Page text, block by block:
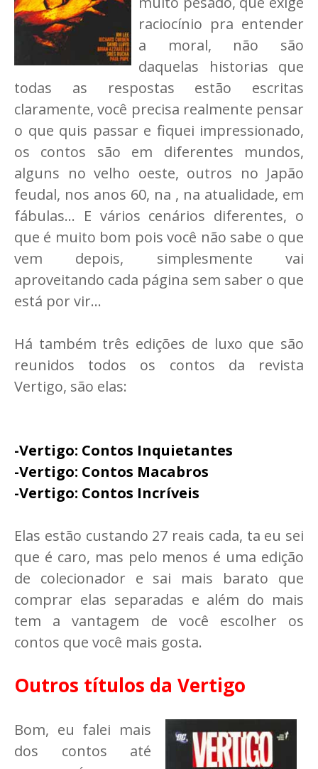
raciocínio pra entender
a moral, não são
daquelas historias que
todas as respostas estão escritas
claramente, você precisa realmente pensar
o que quis passar e fiquei impressionado,
os contos são em diferentes mundos,
alguns no velho oeste, outros no Japão
feudal, nos anos 60, na , na atualidade, em
fábulas... E vários cenários diferentes, o
que é muito bom pois você não sabe o que
vem depois, simplesmente vai
aproveitando cada página sem saber o que
está por vir...
Há também três edições de luxo que são
reunidos todos os contos da revista
Vertigo, são elas:
-Vertigo: Contos Inquietantes
-Vertigo: Contos Macabros
-Vertigo: Contos Incríveis
Elas estão custando 27 reais cada, ta eu sei
que é caro, mas pelo menos é uma edição
de colecionador e sai mais barato que
comprar elas separadas e além do mais
tem a vantagem de você escolher os
contos que você mais gosta.
Outros títulos da Vertigo
Bom, eu falei mais
dos contos até